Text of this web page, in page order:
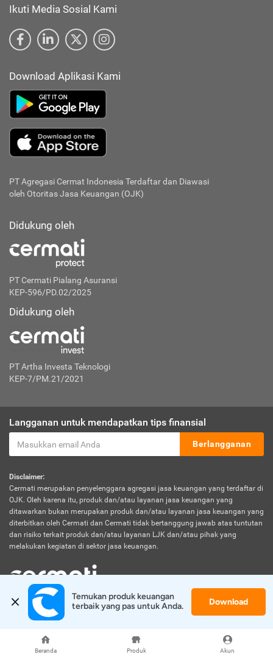
Beranda Produk Akun
Ikuti Media Sosial Kami
Download Aplikasi Kami
PT Agregasi Cermat Indonesia Terdaftar dan Diawasi
oleh Otoritas Jasa Keuangan (OJK)
Didukung oleh
PT Cermati Pialang Asuransi
KEP-596/PD.02/2025
Didukung oleh
PT Artha Investa Teknologi
KEP-7/PM.21/2021
Langganan untuk mendapatkan tips finansial
Berlangganan
Disclaimer:
Cermati merupakan penyelenggara agregasi jasa keuangan yang terdaftar di
OJK. Oleh karena itu, produk dan/atau layanan jasa keuangan yang
ditawarkan bukan merupakan produk dan/atau layanan jasa keuangan yang
diterbitkan oleh Cermati dan Cermati tidak bertanggung jawab atas tuntutan
dan risiko terkait produk dan/atau layanan LJK dan/atau pihak yang
melakukan kegiatan di sektor jasa keuangan.
© 2026 Cermati. All Rights Reserved.
Temukan produk keuangan
terbaik yang pas untuk Anda.
Download